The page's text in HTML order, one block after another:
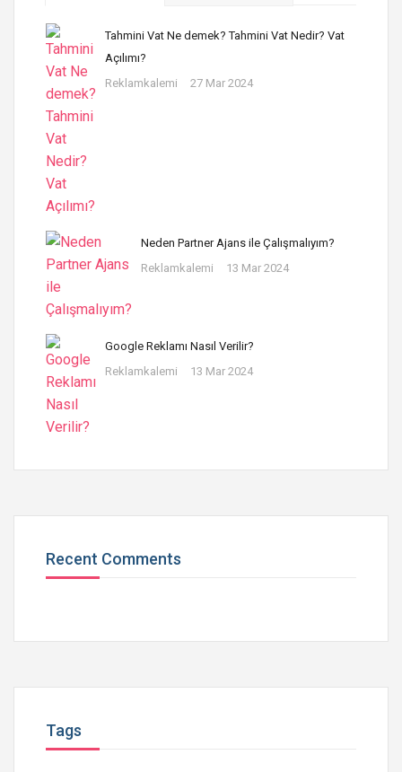
Tahmini Vat Ne demek? Tahmini Vat Nedir? Vat
Açılımı?
Reklamkalemi
27 Mar 2024
Neden Partner Ajans ile Çalışmalıyım?
Reklamkalemi
13 Mar 2024
Google Reklamı Nasıl Verilir?
Reklamkalemi
13 Mar 2024
Recent Comments
Tags